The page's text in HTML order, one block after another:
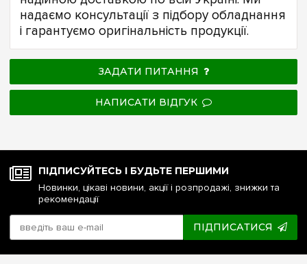
надаємо консультації з підбору обладнання
і гарантуємо оригінальність продукції.
ЗАДАТИ ПИТАННЯ
НАПИСАТИ ВІДГУК
ПІДПИСУЙТЕСЬ І БУДЬТЕ ПЕРШИМИ
Новинки, цікаві новини, акції і розпродажі, знижки та
рекомендації
ПІДПИСАТИСЯ